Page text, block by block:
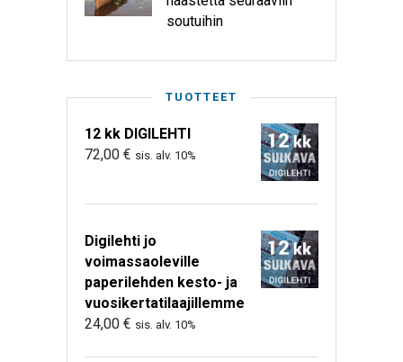
soutuihin
TUOTTEET
12 kk DIGILEHTI
72,00 € sis. alv. 10%
Digilehti jo
voimassaoleville
paperilehden kesto- ja
vuosikertatilaajillemme
24,00 € sis. alv. 10%